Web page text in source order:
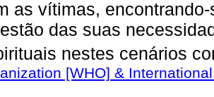
as vítimas,
das suas
nestes cenários
[WHO] &